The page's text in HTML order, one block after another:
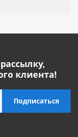
клиента!